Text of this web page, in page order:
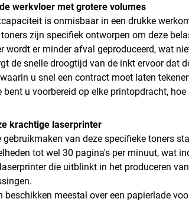
werkvloer met grotere volumes
is onmisbaar in een drukke
zijn specifiek ontworpen om deze
wordt er minder afval geproduceerd, wat
de snelle droogtijd van de inkt ervoor dat
u snel een contract moet laten
bent u voorbereid op elke printopdracht,
krachtige laserprinter
gebruikmaken van deze specifieke toners
tot wel 30 pagina's per minuut, wat
die uitblinkt in het produceren
beschikken meestal over een papierlade